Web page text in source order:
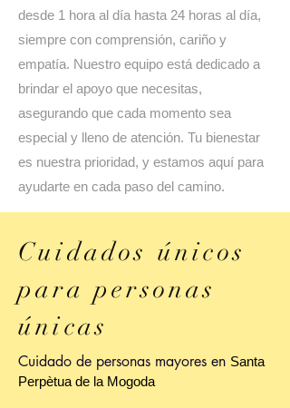
desde 1 hora al día hasta 24 horas al día,
siempre con comprensión, cariño y
empatía. Nuestro equipo está dedicado a
brindar el apoyo que necesitas,
asegurando que cada momento sea
especial y lleno de atención. Tu bienestar
es nuestra prioridad, y estamos aquí para
ayudarte en cada paso del camino.
Cuidados únicos
para personas
únicas
Cuidado de personas mayores en Santa
Perpètua de la Mogoda